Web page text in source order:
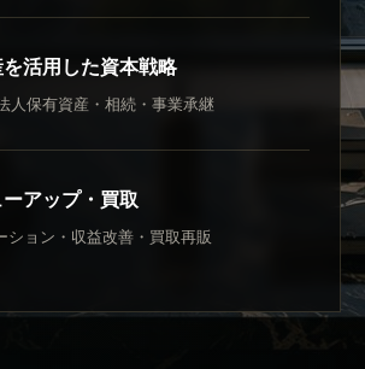
活用した資本戦略
人保有資産・相続・事業承継
アップ・買取
ション・収益改善・買取再販